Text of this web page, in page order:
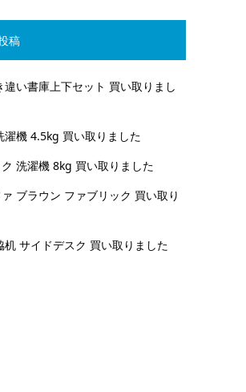
稿
違い書庫上下セット 買い取りまし
濯機 4.5kg 買い取りました
洗濯機 8kg 買い取りました
ブラウン ファブリック 買い取り
机 サイドデスク 買い取りました